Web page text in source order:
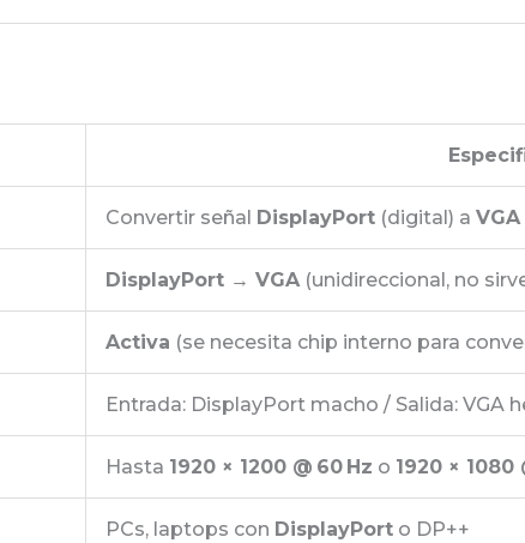
Convertir señal DisplayPort(digital) a VGA
DisplayPort → VGA(unidireccional, no
Activa (se necesita chip interno para
Entrada: DisplayPort macho / Salida: VGA
Hasta 1920 × 1200 @ 60 Hz o 1920 × 1080
PCs, laptops con DisplayPorto DP++